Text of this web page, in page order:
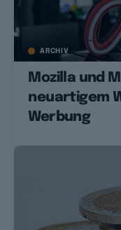
ARCHIV
Mozilla und
neuartigem
Werbung